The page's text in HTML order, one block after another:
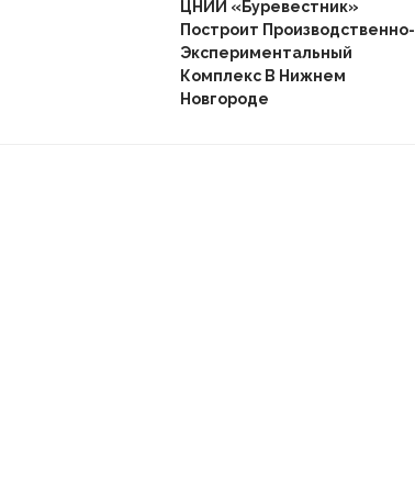
ЦНИИ «Буревестник»
Построит Производственно-
Экспериментальный
Комплекс В Нижнем
Новгороде